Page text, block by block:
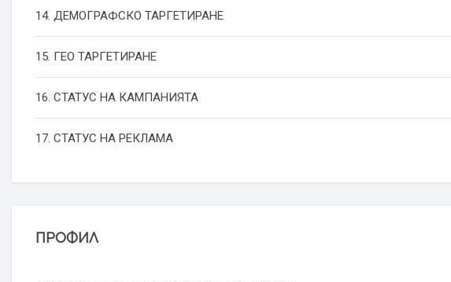
14. ДЕМОГРАФСКО ТАРГЕТИРАНЕ
15. ГЕО ТАРГЕТИРАНЕ
16. СТАТУС НА КАМПАНИЯТА
17. СТАТУС НА РЕКЛАМА
ПРОФИЛ